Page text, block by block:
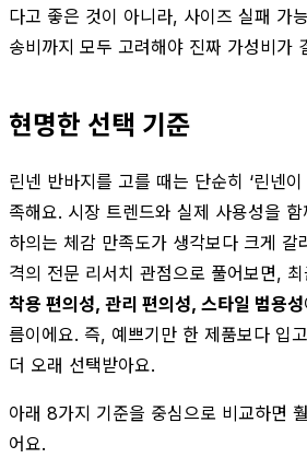
다고 좋은 것이 아니라, 사이즈 실패 가
송비까지 모두 고려해야 진짜 가성비가
현명한 선택 기준
린넨 반바지를 고를 때는 단순히 ‘린넨
족해요. 시장 트렌드와 실제 사용성을
하의는 체감 만족도가 생각보다 크게
격의 전문 리서치 관점으로 풀어보면,
착용 편의성, 관리 편의성, 스타일 범용성
름이에요. 즉, 예쁘기만 한 제품보다 입
더 오래 선택받아요.
아래 8가지 기준을 중심으로 비교하면
어요.